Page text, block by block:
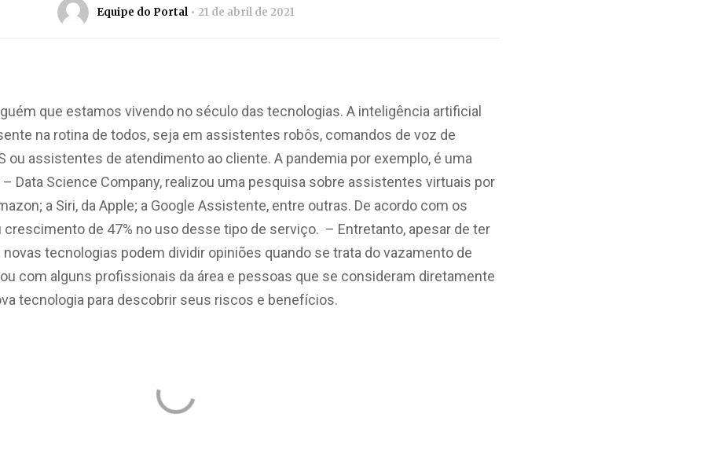
Equipe do Portal 21 de abril de 2021
que estamos vivendo no século das tecnologias. A inteligência artificial
na rotina de todos, seja em assistentes robôs, comandos de voz de
ou assistentes de atendimento ao cliente. A pandemia por exemplo, é uma
Data Science Company, realizou uma pesquisa sobre assistentes virtuais por
a Siri, da Apple; a Google Assistente, entre outras. De acordo com os
crescimento de 47% no uso desse tipo de serviço. – Entretanto, apesar de ter
tecnologias podem dividir opiniões quando se trata do vazamento de
com alguns profissionais da área e pessoas que se consideram diretamente
tecnologia para descobrir seus riscos e benefícios.